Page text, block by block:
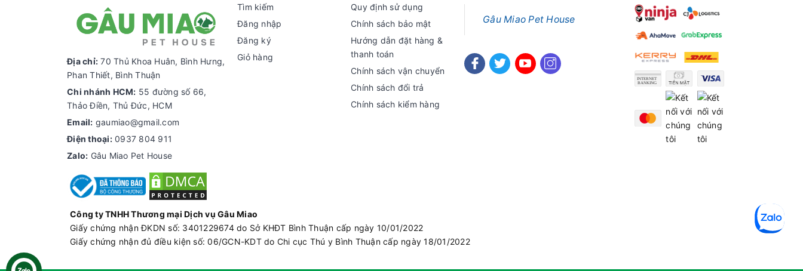
Địa chỉ: 70 Thủ Khoa Huân, Bình Hưng,
Phan Thiết, Bình Thuận
Chi nhánh HCM: 55 đường số 66,
Thảo Điền, Thủ Đức, HCM
Email: gaumiao@gmail.com
Điện thoại: 0937 804 911
Zalo: Gâu Miao Pet House
Tìm kiếm
Đăng nhập
Đăng ký
Giỏ hàng
Quy định sử dụng
Chính sách bảo mật
Hướng dẫn đặt hàng &
thanh toán
Chính sách vận chuyển
Chính sách đổi trả
Chính sách kiểm hàng
Gâu Miao Pet House
Công ty TNHH Thương mại Dịch vụ Gâu Miao
Giấy chứng nhận ĐKDN số: 3401229674 do Sở KHĐT Bình Thuận cấp ngày 10/01/2022
Giấy chứng nhận đủ điều kiện số: 06/GCN-KDT do Chi cục Thú y Bình Thuận cấp ngày 18/01/2022